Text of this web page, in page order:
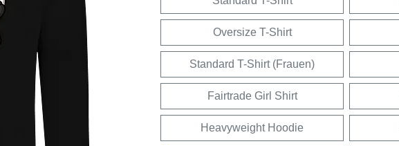
Oversize T-Shirt
Standard T-Shirt (Frauen)
Fairtrade Girl Shirt
Heavyweight Hoodie